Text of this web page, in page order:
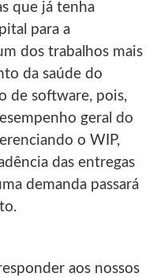
que já tenha
para a
dos trabalhos mais
da saúde do
de software, pois,
geral do
o WIP,
das entregas
demanda passará
aos nossos